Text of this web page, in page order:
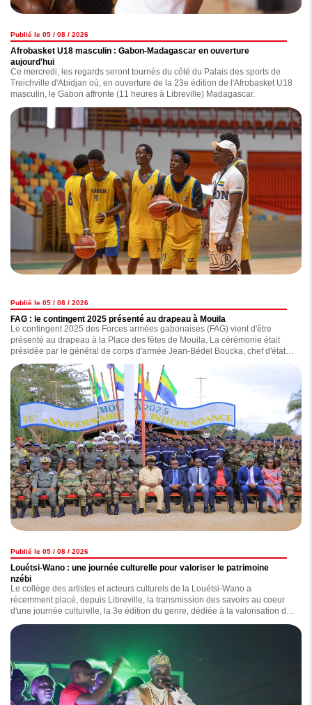
Publié le 05 / 08 / 2026
Afrobasket U18 masculin : Gabon-Madagascar en ouverture
aujourd'hui
Ce mercredi, les regards seront tournés du côté du Palais des sports de
Treichville d'Abidjan où, en ouverture de la 23e édition de l'Afrobasket U18
masculin, le Gabon affronte (11 heures à Libreville) Madagascar.
Publié le 05 / 08 / 2026
FAG : le contingent 2025 présenté au drapeau à Mouila
Le contingent 2025 des Forces armées gabonaises (FAG) vient d'être
présenté au drapeau à la Place des fêtes de Mouila. La cérémonie était
présidée par le général de corps d'armée Jean-Bédel Boucka, chef d'état-
major général des Forces armées gabonaises.
Publié le 05 / 08 / 2026
Louétsi-Wano : une journée culturelle pour valoriser le patrimoine
nzébi
Le collège des artistes et acteurs culturels de la Louétsi-Wano a
récemment placé, depuis Libreville, la transmission des savoirs au coeur
d'une journée culturelle, la 3e édition du genre, dédiée à la valorisation du
patrimoine nzebi.